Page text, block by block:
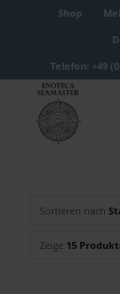
Shop
Telefon: +49
Sortieren nach
Zeige 15